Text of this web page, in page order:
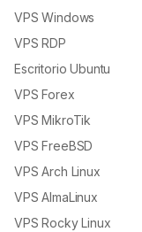
VPS Windows
VPS RDP
Escritorio Ubuntu
VPS Forex
VPS MikroTik
VPS FreeBSD
VPS Arch Linux
VPS AlmaLinux
VPS Rocky Linux